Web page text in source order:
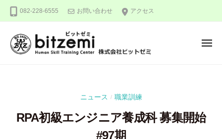
082-228-6555 お問い合わせ アクセス
ビ
メ
ニュース / 職業訓練
RPA初級エンジニア養成科 募集開始
#97期
会
社
ビ